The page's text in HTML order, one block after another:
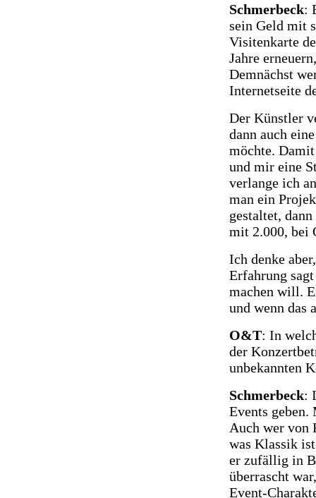
Schmerbeck:
sein Geld mit
Visitenkarte
Jahre
Demnächst
Internetseite
Der Künstler
dann auch
möchte.
und mir eine
verlange ich
man ein
gestaltet,
mit 2.000, bei
Ich denke
Erfahrung
machen will.
und wenn das
O&T: In
der
unbekannten
Schmerbeck:
Events
Auch wer von
was Klassik
er zufällig in
überrascht
Event-